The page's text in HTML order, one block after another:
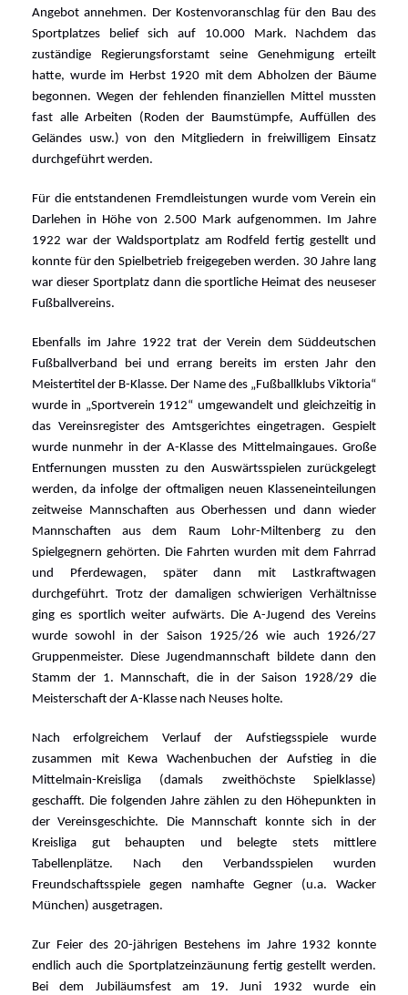
Angebot annehmen. Der Kostenvoranschlag für den Bau des
Sportplatzes belief sich auf 10.000 Mark. Nachdem das
zuständige Regierungsforstamt seine Genehmigung erteilt
hatte, wurde im Herbst 1920 mit dem Abholzen der Bäume
begonnen. Wegen der fehlenden finanziellen Mittel mussten
fast alle Arbeiten (Roden der Baumstümpfe, Auffüllen des
Geländes usw.) von den Mitgliedern in freiwilligem Einsatz
durchgeführt werden.
Für die entstandenen Fremdleistungen wurde vom Verein ein
Darlehen in Höhe von 2.500 Mark aufgenommen. Im Jahre
1922 war der Waldsportplatz am Rodfeld fertig gestellt und
konnte für den Spielbetrieb freigegeben werden. 30 Jahre lang
war dieser Sportplatz dann die sportliche Heimat des neuseser
Fußballvereins.
Ebenfalls im Jahre 1922 trat der Verein dem Süddeutschen
Fußballverband bei und errang bereits im ersten Jahr den
Meistertitel der B-Klasse. Der Name des „Fußballklubs Viktoria“
wurde in „Sportverein 1912“ umgewandelt und gleichzeitig in
das Vereinsregister des Amtsgerichtes eingetragen. Gespielt
wurde nunmehr in der A-Klasse des Mittelmaingaues. Große
Entfernungen mussten zu den Auswärtsspielen zurückgelegt
werden, da infolge der oftmaligen neuen Klasseneinteilungen
zeitweise Mannschaften aus Oberhessen und dann wieder
Mannschaften aus dem Raum Lohr-Miltenberg zu den
Spielgegnern gehörten. Die Fahrten wurden mit dem Fahrrad
und Pferdewagen, später dann mit Lastkraftwagen
durchgeführt. Trotz der damaligen schwierigen Verhältnisse
ging es sportlich weiter aufwärts. Die A-Jugend des Vereins
wurde sowohl in der Saison 1925/26 wie auch 1926/27
Gruppenmeister. Diese Jugendmannschaft bildete dann den
Stamm der 1. Mannschaft, die in der Saison 1928/29 die
Meisterschaft der A-Klasse nach Neuses holte.
Nach erfolgreichem Verlauf der Aufstiegsspiele wurde
zusammen mit Kewa Wachenbuchen der Aufstieg in die
Mittelmain-Kreisliga (damals zweithöchste Spielklasse)
geschafft. Die folgenden Jahre zählen zu den Höhepunkten in
der Vereinsgeschichte. Die Mannschaft konnte sich in der
Kreisliga gut behaupten und belegte stets mittlere
Tabellenplätze. Nach den Verbandsspielen wurden
Freundschaftsspiele gegen namhafte Gegner (u.a. Wacker
München) ausgetragen.
Zur Feier des 20-jährigen Bestehens im Jahre 1932 konnte
endlich auch die Sportplatzeinzäunung fertig gestellt werden.
Bei dem Jubiläumsfest am 19. Juni 1932 wurde ein